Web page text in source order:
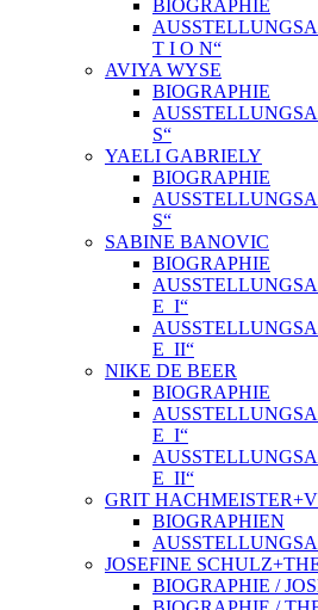
BIOGRAPHIE
T I O N“
AVIYA WYSE
BIOGRAPHIE
S“
YAELI GABRIELY
BIOGRAPHIE
S“
SABINE BANOVIC
BIOGRAPHIE
E_I“
E_II“
NIKE DE BEER
BIOGRAPHIE
E_I“
E_II“
GRIT
BIOGRAPHIEN
JOSEFINE
BIOGRAPHIE /